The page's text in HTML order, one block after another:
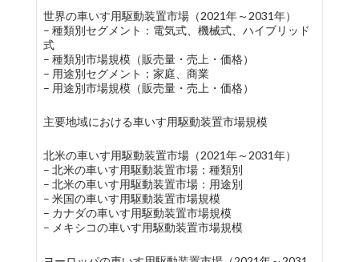
世界の車いす用駆動装置市場（2021年～2031年）
– 種類別セグメント：電気式、機械式、ハイブリッド
式
– 種類別市場規模（販売量・売上・価格）
– 用途別セグメント：家庭、商業
– 用途別市場規模（販売量・売上・価格）
主要地域における車いす用駆動装置市場規模
北米の車いす用駆動装置市場（2021年～2031年）
– 北米の車いす用駆動装置市場：種類別
– 北米の車いす用駆動装置市場：用途別
– 米国の車いす用駆動装置市場規模
– カナダの車いす用駆動装置市場規模
– メキシコの車いす用駆動装置市場規模